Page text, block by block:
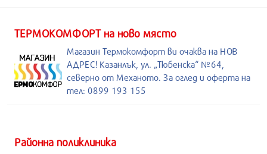
ТЕРМОКОМФОРТ на ново място
Магазин Термокомфорт ви очаква на НОВ
АДРЕС! Казанлък, ул. „Тюбенска“ №64,
северно от Механото. За оглед и оферта на
тел: 0899 193 155
Районна поликлиника